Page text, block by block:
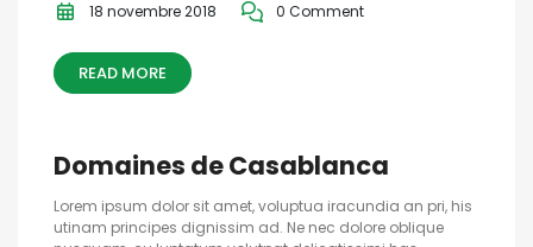
18 novembre 2018
0 Comment
READ MORE
Domaines de Casablanca
Lorem ipsum dolor sit amet, voluptua iracundia an pri, his
utinam principes dignissim ad. Ne nec dolore oblique